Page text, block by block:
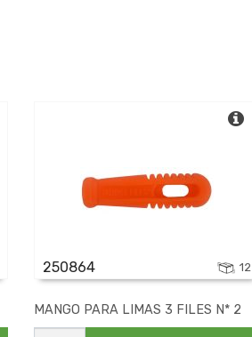
250864 12
MANGO PARA LIMAS 3 FILES N* 2
MANGO